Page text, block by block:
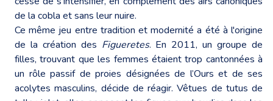
de la cobla et sans leur nuire.
Ce même jeu entre tradition et modernité a été à l'origine
de la création des Figueretes. En 2011, un groupe de
filles, trouvant que les femmes étaient trop cantonnées à
un rôle passif de proies désignées de l’Ours et de ses
acolytes masculins, décide de réagir. Vêtues de tutus de